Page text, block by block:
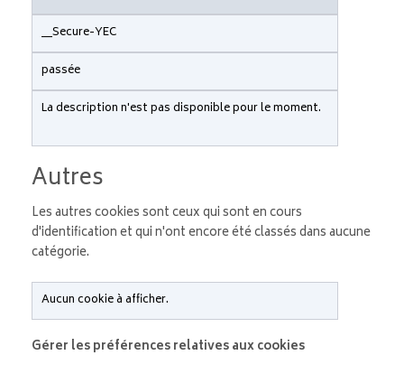
__Secure-YEC
passée
La description n'est pas disponible pour le moment.
Autres
Les autres cookies sont ceux qui sont en cours
d'identification et qui n'ont encore été classés dans aucune
catégorie.
Aucun cookie à afficher.
Gérer les préférences relatives aux cookies